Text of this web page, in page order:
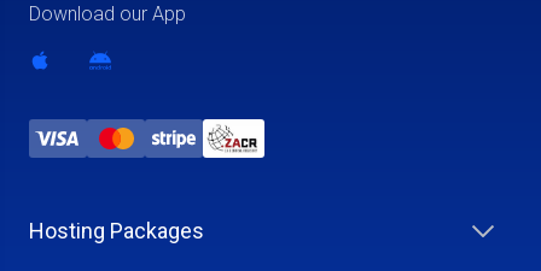
Download our App
Hosting Packages